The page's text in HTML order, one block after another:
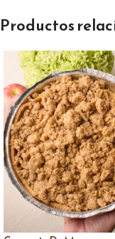
Productos